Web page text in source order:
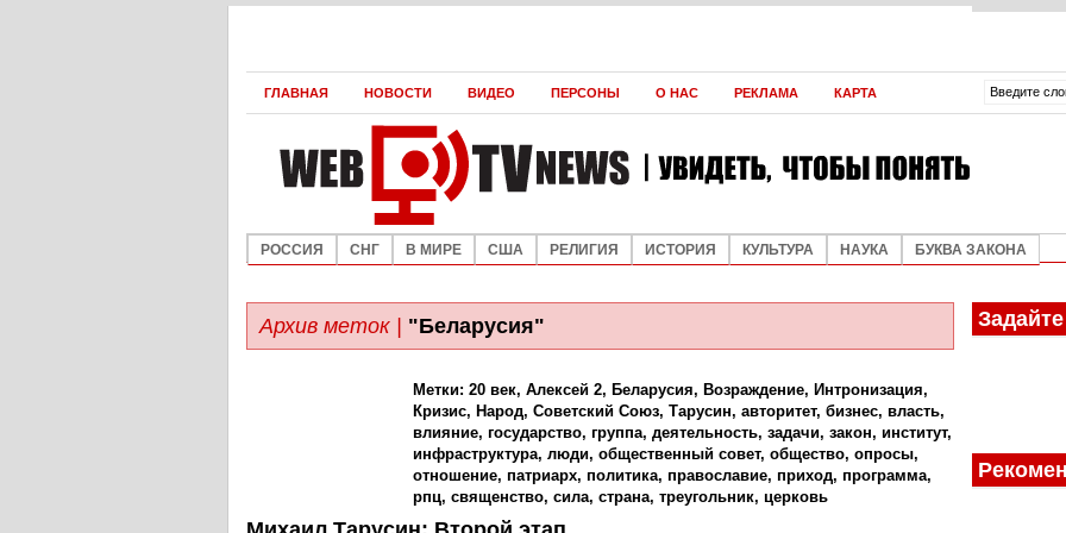
ЮРИЙ ШУШКЕВИЧ
О
ЮРИЙ ШУШКЕВИЧ
В
ЮРИЙ ШУШКЕВИЧ
ЮРИЙ ШУШКЕВИЧ
ЮРИЙ ШУШКЕВИЧ
ЮРИЙ ШУШКЕВИЧ
ЮРИЙ ШУШКЕВИЧ
АНДРЕЙ МАРЧУКОВ
ОРДЕН
МЯТЕЖ
ВЛАДИМИР ЯКУНИН
НОВЫЕ
НАТАЛИЯ
ЮРИЙ ШУШКЕВИЧ
РОССИИ
ЮРИЙ ШУШКЕВИЧ
АНДРЕЙ МАРЧУКОВ
КАК
АЛЕКСЕЙ КИВА
АЛЕКСЕЙ КИВА
СТРАНЕ
АЛЕКСЕЙ КИВА
В ЧЁМ
ЛЕВ
АЛЕКСЕЙ КИВА
ДЭН
АЛЕКСЕЙ КИВА
ПЛОХОЕ
ГЛАВНАЯ НОВОСТИ ВИДЕО ПЕРСОНЫ О НАС РЕКЛАМА КАРТА
РОССИЯ СНГ В МИРЕ США РЕЛИГИЯ ИСТОРИЯ КУЛЬТУРА НАУКА БУКВА ЗАКОНА
Архив меток | "Беларусия"
Метки: 20 век, Алексей 2, Беларусия, Возраждение, Интронизация,
Кризис, Народ, Советский Союз, Тарусин, авторитет, бизнес, власть,
влияние, государство, группа, деятельность, задачи, закон, институт,
инфраструктура, люди, общественный совет, общество, опросы,
отношение, патриарх, политика, православие, приход, программа,
рпц, священство, сила, страна, треугольник, церковь